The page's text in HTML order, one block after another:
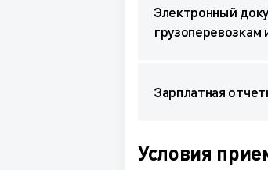
Электронный
Зарплатная
Условия